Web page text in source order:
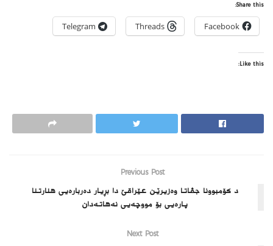
Share this:
Facebook
Threads
Telegram
Like this:
Previous Post
د کۆمبوونا جڤاتا وەزیرێن عێراقێ دا بڕیار ده‌ربارەیی هنارتنا
پارەیی بۆ مووچەیی نه‌هاته‌دان
Next Post